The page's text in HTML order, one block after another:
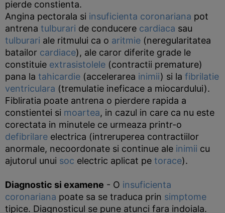
pierde constienta.
Angina pectorala si insuficienta coronariana pot
antrena tulburari de conducere cardiaca sau
tulburari ale ritmului ca o aritmie (neregularitatea
batailor cardiace), ale caror diferite grade le
constituie extrasistolele (contractii premature)
pana la tahicardie (accelerarea inimii) si la fibrilatie
ventriculara (tremulatie ineficace a miocardului).
Fibliratia poate antrena o pierdere rapida a
constientei si moartea, in cazul in care ca nu este
corectata in minutele ce urmeaza printr-o
defibrilare electrica (intreruperea contractiilor
anormale, necoordonate si continue ale inimii cu
ajutorul unui soc electric aplicat pe torace).
Diagnostic si examene - O insuficienta
coronariana poate sa se traduca prin simptome
tipice. Diagnosticul se pune atunci fara indoiala.